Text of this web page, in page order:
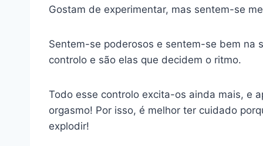
Gostam de experimentar, mas sentem-se
Sentem-se poderosos e sentem-se bem na
controlo e são elas que decidem o ritmo.
Todo esse controlo excita-os ainda mais, e
orgasmo! Por isso, é melhor ter cuidado
explodir!